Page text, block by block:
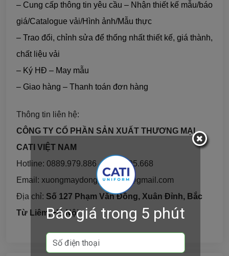
– Cung cấp thông tin yêu cầu – Nhận thiết kế mẫu/báo
giá/Catalogue vải/Hình ảnh/Mẫu thực
– Trao đổi, chỉnh sửa để thống nhất thiết kế, giá thành,
chất liệu vải
– Ký HĐ – May mẫu
– Giao hàng – Thanh toán đơn hàng
Thông tin liên hệ:
CÔNG TY CỔ PHẦN SẢN XUẤT THƯƠNG MẠI
CATI VIỆT NAM
Hotline: 0889.979.886 - 0886.995.668
Email: xuongmaydongphuccati@gmail.com
Địa chỉ: Số 127 Phạm Văn Đồng, Xuân Đỉnh, Bắc
Từ Liêm, Hà Nội
Báo giá trong 5 phút